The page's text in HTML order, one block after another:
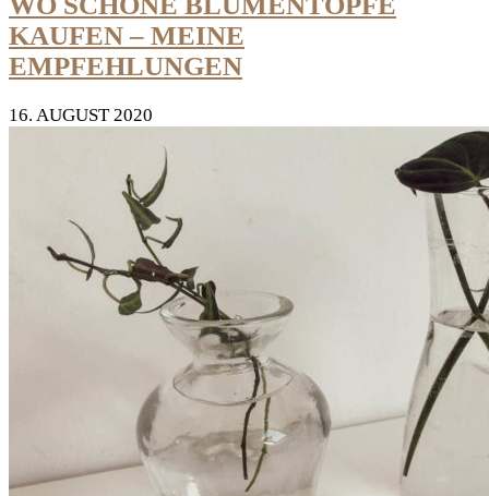
KAUFEN – MEINE
EMPFEHLUNGEN
16. AUGUST 2020